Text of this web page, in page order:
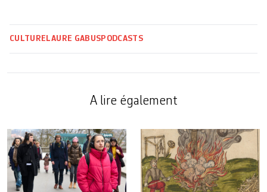
CULTURE LAURE GABUS PODCASTS
A lire également